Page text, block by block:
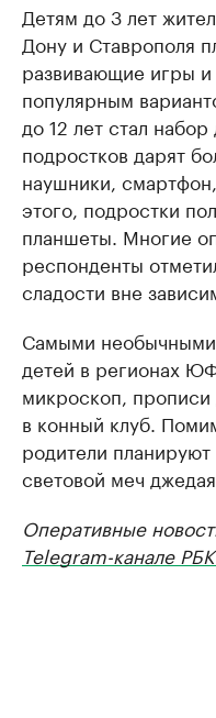
Детям до 3 лет
Дону и Ставрополя
развивающие игры
популярным
до 12 лет стал
подростков дарят
наушники,
этого, подростки
планшеты. Многие
респонденты
сладости вне
Самыми необычными
детей в регионах
микроскоп, прописи
в конный клуб.
родители
световой меч
Оперативные
Telegram-канале